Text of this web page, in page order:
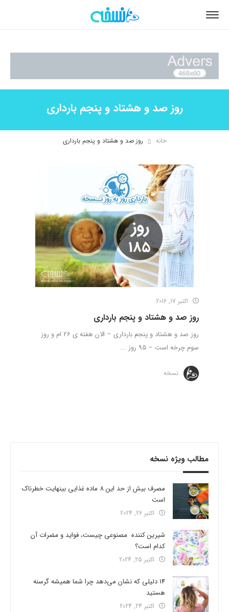
روز صد و هشتاد و پنجم بارداری
خانه روز صد و هشتاد و پنجم بارداری
اکتبر 17, 2016
روز صد و هشتاد و پنجم بارداری
روز صد و هشتاد و پنجم بارداری – الان هفته ی 26 ام و روز
سوم چرخه است – 95 روز ...
نسخه
مطالب ویژه نسخه
مصرف بیش از حد این 8 ماده غذایی بینهایت خطرناک
است
اکتبر 26, 2024
شیرین کننده مصنوعی چیست، فواید و مضرات آن
کدام است؟
اکتبر 25, 2024
14 دلیلی که نشان می‌دهد چرا شما همیشه گرسنه
هستید
اکتبر 24, 2024